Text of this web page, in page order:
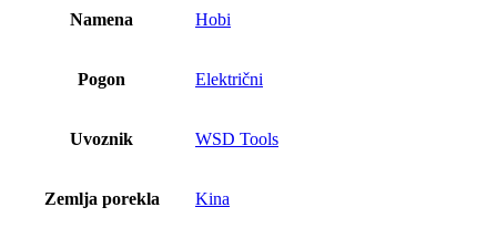
Namena Hobi
Pogon Električni
Uvoznik WSD Tools
Zemlja porekla Kina